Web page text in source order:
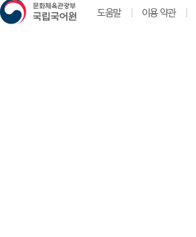
도움말 이용 약관